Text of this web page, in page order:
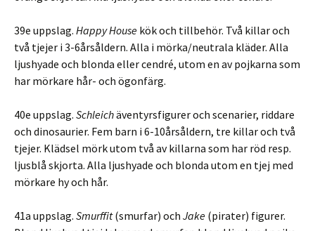
39e uppslag. Happy House kök och tillbehör. Två killar och
två tjejer i 3-6årsåldern. Alla i mörka/neutrala kläder. Alla
ljushyade och blonda eller cendré, utom en av pojkarna som
har mörkare hår- och ögonfärg.
40e uppslag. Schleichäventyrsfigurer och scenarier, riddare
och dinosaurier. Fem barn i 6-10årsåldern, tre killar och två
tjejer. Klädsel mörk utom två av killarna som har röd resp.
ljusblå skjorta. Alla ljushyade och blonda utom en tjej med
mörkare hy och hår.
41a uppslag. Smurffit(smurfar) och Jake (pirater) figurer.